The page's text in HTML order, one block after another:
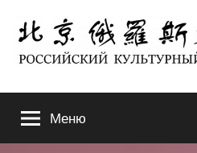
содержимому
北
京
ЦЕНТР
В
Меню